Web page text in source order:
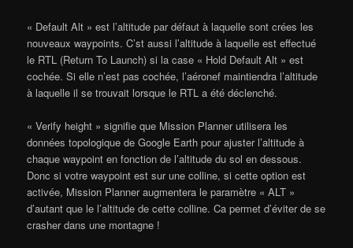
« Default Alt » est l’altitude par défaut à laquelle sont crées les
nouveaux waypoints. C’st aussi l’altitude à laquelle est effectué
le RTL (Return To Launch) si la case « Hold Default Alt » est
cochée. Si elle n’est pas cochée, l’aéronef maintiendra l’altitude
à laquelle il se trouvait lorsque le RTL a été déclenché.
« Verify height » signifie que Mission Planner utilisera les
données topologique de Google Earth pour ajuster l’altitude à
chaque waypoint en fonction de l’altitude du sol en dessous.
Donc si votre waypoint est sur une colline, si cette option est
activée, Mission Planner augmentera le paramètre « ALT »
d’autant que le l’altitude de cette colline. Ca permet d’éviter de se
crasher dans une montagne !